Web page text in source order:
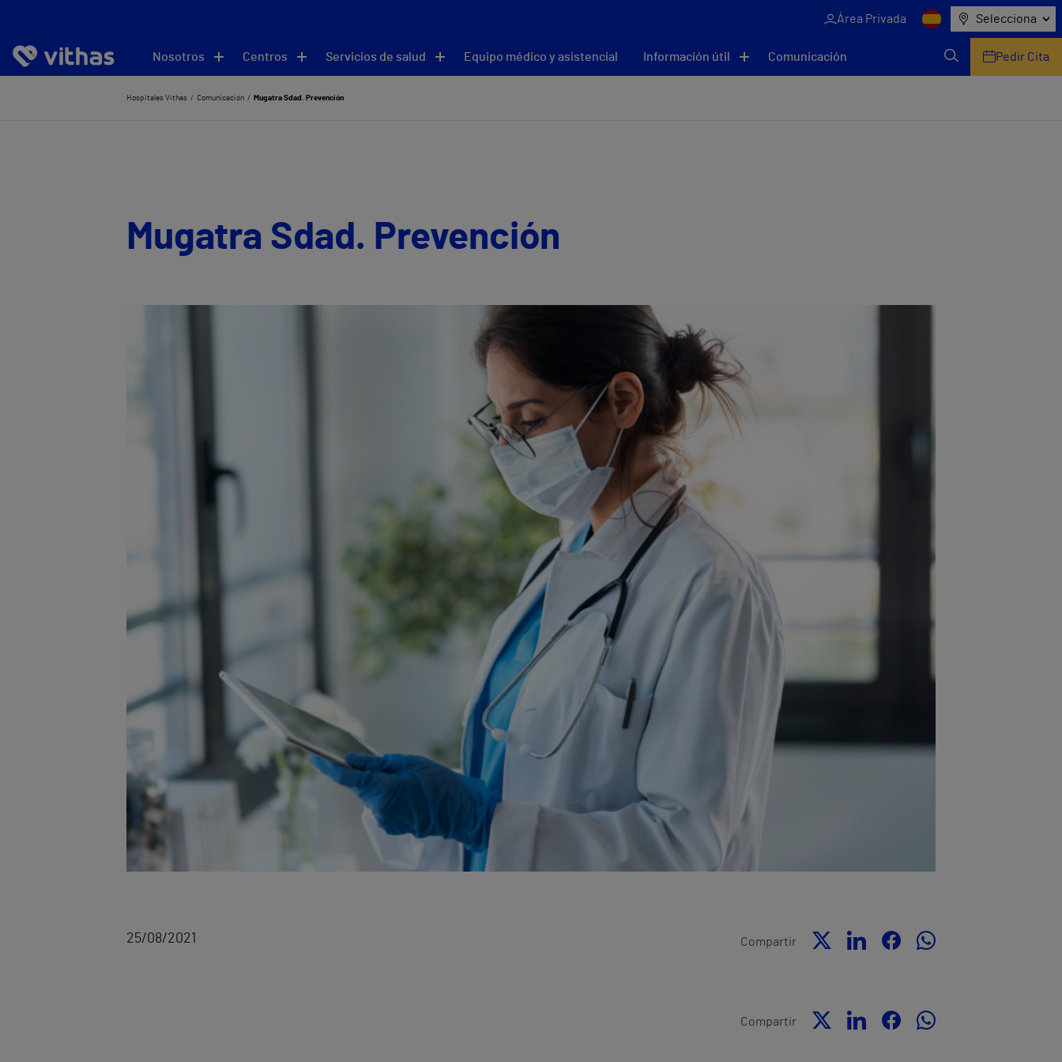
Área Privada Selecciona
Nosotros Centros Servicios de salud Equipo médico y asistencial Información útil Comunicación Pedir Cita
Hospitales Vithas Comunicación Mugatra Sdad. Prevención
Mugatra Sdad. Prevención
25/08/2021 Compartir
Compartir